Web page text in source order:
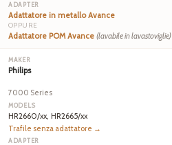
Adattatore in metallo Avance
OPPURE
Adattatore POM Avance (lavabile in lavastoviglie)
Philips
7000 Series
HR2660/xx, HR2665/xx
Trafile senza adattatore →